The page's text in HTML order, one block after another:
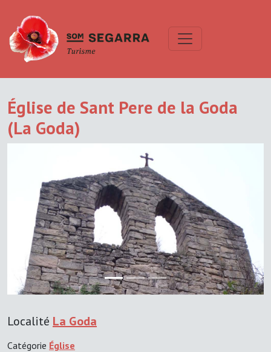
Église de Sant Pere de la Goda
(La Goda)
Previous
Localité La Goda
Catégorie Église